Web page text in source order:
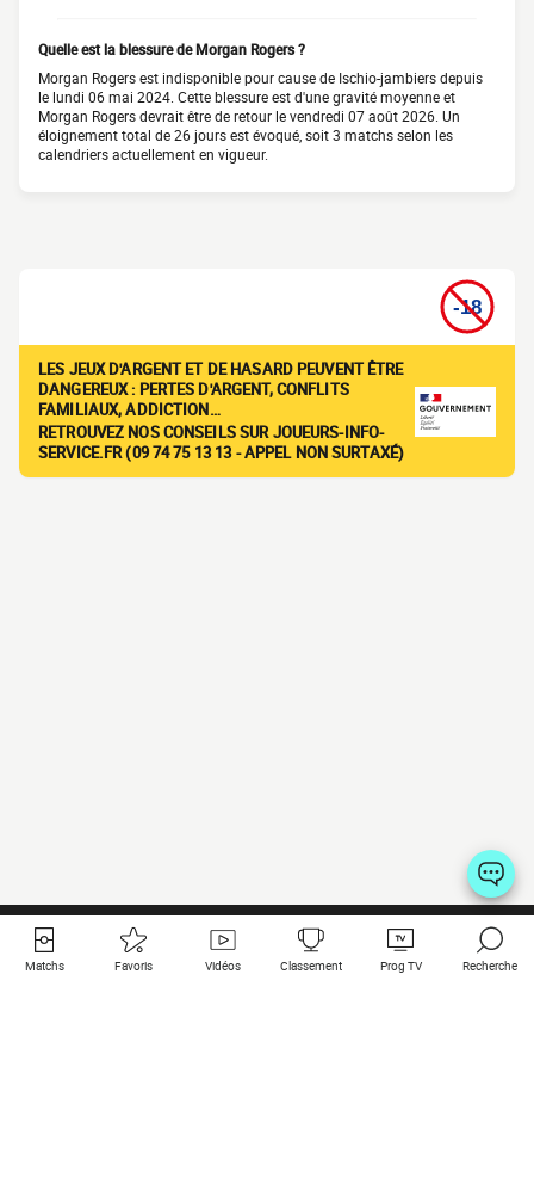
Quelle est la blessure de Morgan Rogers ?
Morgan Rogers est indisponible pour cause de Ischio-jambiers depuis
le lundi 06 mai 2024. Cette blessure est d'une gravité moyenne et
Morgan Rogers devrait être de retour le vendredi 07 août 2026. Un
éloignement total de 26 jours est évoqué, soit 3 matchs selon les
calendriers actuellement en vigueur.
LES JEUX D'ARGENT ET DE HASARD PEUVENT ÊTRE
DANGEREUX : PERTES D'ARGENT, CONFLITS
FAMILIAUX, ADDICTION…
RETROUVEZ NOS CONSEILS SUR JOUEURS-INFO-
SERVICE.FR (09 74 75 13 13 - APPEL NON SURTAXÉ)
Matchs Favoris Vidéos Classement Prog TV Recherche